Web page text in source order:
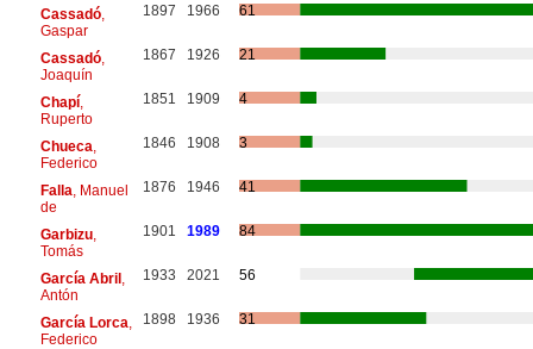
Cassadó,
Gaspar
1897 1966 61
Cassadó,
Joaquín
1867 1926 21
Chapí,
Ruperto
1851 1909 4
Chueca
Federico
1846 1908 3
Falla , Manuel
de
1876 1946 41
Garbizu,
Tomás
1901 1989 84
García Abril,
Antón
1933 2021 56
García Lorca
Federico
1898 1936 31